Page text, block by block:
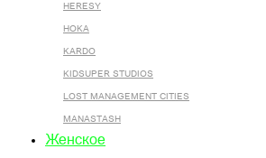
HERESY
HOKA
KARDO
KIDSUPER STUDIOS
LOST MANAGEMENT CITIES
MANASTASH
Женское